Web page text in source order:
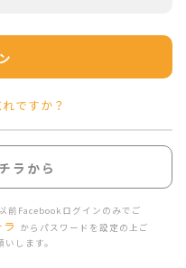
ですか？
ラから
前Facebookログインのみでご
からパスワードを設定の上ご
します。